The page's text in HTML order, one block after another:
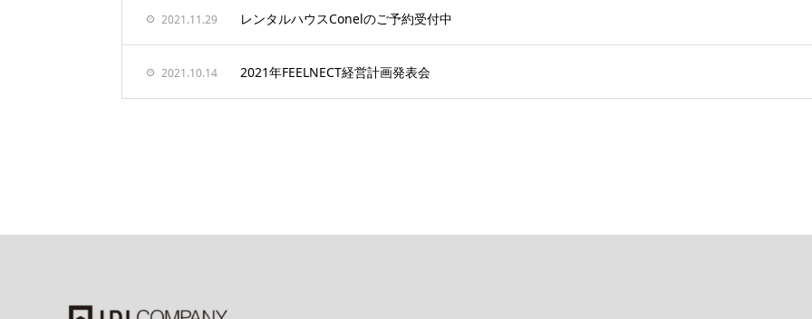
2021.11.29 レンタルハウスConelのご予約受付中
2021.10.14 2021年FEELNECT経営計画発表会